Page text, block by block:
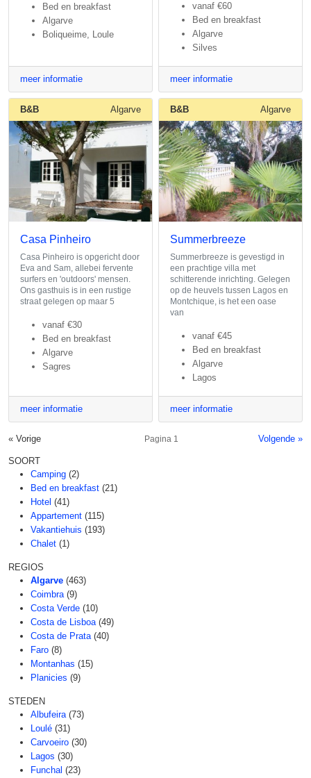
Bed en breakfast
Algarve
Boliqueime, Loule
meer informatie
vanaf €60
Bed en breakfast
Algarve
Silves
meer informatie
B&B Algarve
Casa Pinheiro
Casa Pinheiro is opgericht door
Eva and Sam, allebei fervente
surfers en 'outdoors' mensen.
Ons gasthuis is in een rustige
straat gelegen op maar 5
vanaf €30
Bed en breakfast
Algarve
Sagres
meer informatie
B&B Algarve
Summerbreeze
Summerbreeze is gevestigd in
een prachtige villa met
schitterende inrichting. Gelegen
op de heuvels tussen Lagos en
Montchique, is het een oase
van
vanaf €45
Bed en breakfast
Algarve
Lagos
meer informatie
« Vorige Volgende »
Pagina 1
SOORT
Camping (2)
Bed en breakfast (21)
Hotel (41)
Appartement (115)
Vakantiehuis (193)
Chalet (1)
REGIOS
Algarve (463)
Coimbra (9)
Costa Verde (10)
Costa de Lisboa (49)
Costa de Prata (40)
Faro (8)
Montanhas (15)
Planicies (9)
STEDEN
Albufeira (73)
Loulé (31)
Carvoeiro (30)
Lagos (30)
Funchal (23)